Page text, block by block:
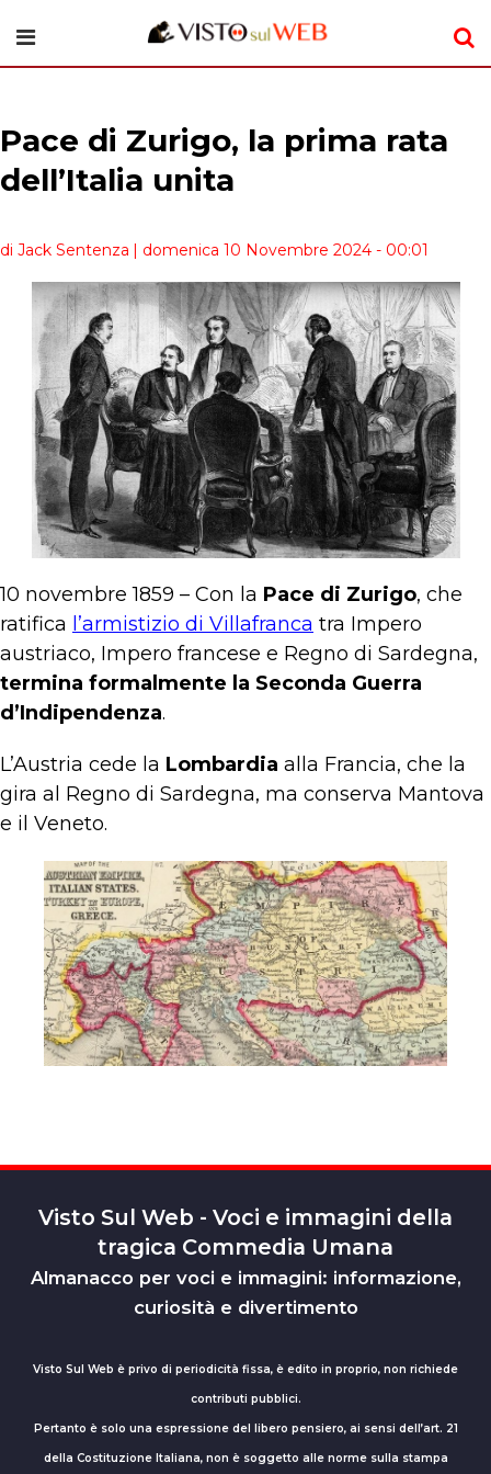
Pace di Zurigo, la prima rata
dell’Italia unita
di Jack Sentenza | domenica 10 Novembre 2024 - 00:01
10 novembre 1859 – Con la Pace di Zurigo, che
ratifica l’armistizio di Villafranca tra Impero
austriaco, Impero francese e Regno di Sardegna,
termina formalmente la Seconda Guerra
d’Indipendenza.
L’Austria cede la Lombardia alla Francia, che la
gira al Regno di Sardegna, ma conserva Mantova
e il Veneto.
Visto Sul Web - Voci e immagini della
tragica Commedia Umana
Almanacco per voci e immagini: informazione,
curiosità e divertimento
Visto Sul Web è privo di periodicità fissa, è edito in proprio, non richiede
contributi pubblici.
Pertanto è solo una espressione del libero pensiero, ai sensi dell’art. 21
della Costituzione Italiana, non è soggetto alle norme sulla stampa